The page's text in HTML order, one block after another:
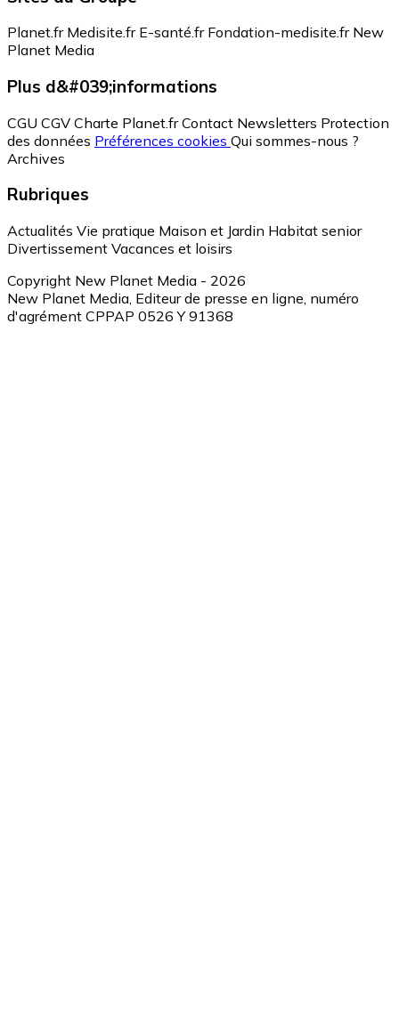
Planet.fr Medisite.fr E-santé.fr Fondation-medisite.fr New
Planet Media
Plus d&#039;informations
CGU CGV Charte Planet.fr Contact Newsletters Protection
des données Préférences cookies Qui sommes-nous ?
Archives
Rubriques
Actualités Vie pratique Maison et Jardin Habitat senior
Divertissement Vacances et loisirs
Copyright New Planet Media - 2026
New Planet Media, Editeur de presse en ligne, numéro
d'agrément CPPAP 0526 Y 91368